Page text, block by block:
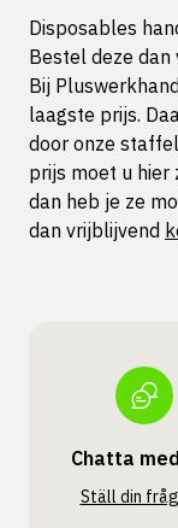
Disposables
Bestel deze dan
Bij
laagste prijs.
door onze
prijs moet u hier
dan heb je ze
dan vrijblijvend
Chatta
Ställ din